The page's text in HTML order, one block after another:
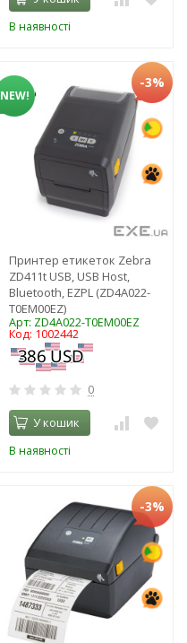
В наявності
NEW!
-3%
Принтер етикеток Zebra
ZD411t USB, USB Host,
Bluetooth, EZPL (ZD4A022-
T0EM00EZ)
Арт: ZD4A022-T0EM00EZ
Код: 1002442
0
У кошик
В наявності
-3%